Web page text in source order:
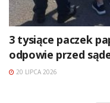
3 tysiące paczek
odpowie przed
20 LIPCA 2026